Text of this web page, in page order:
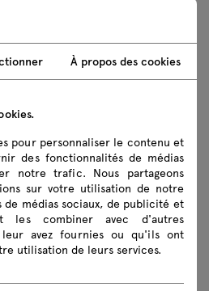
À propos des cookies
pour personnaliser le contenu et
des fonctionnalités de médias
notre trafic. Nous partageons
sur votre utilisation de notre
de médias sociaux, de publicité et
les combiner avec d'autres
avez fournies ou qu'ils ont
utilisation de leurs services.